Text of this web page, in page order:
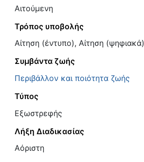
Αιτούμενη
Τρόπος υποβολής
Αίτηση (έντυπο), Αίτηση (ψηφιακά)
Συμβάντα ζωής
Περιβάλλον και ποιότητα ζωής
Τύπος
Εξωστρεφής
Λήξη Διαδικασίας
Αόριστη